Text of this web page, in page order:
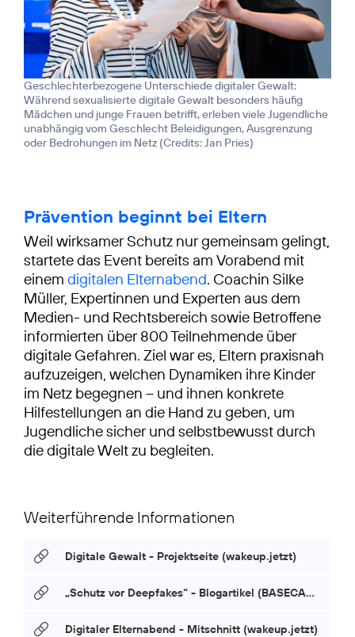
Geschlechterbezogene Unterschiede digitaler Gewalt:
Während sexualisierte digitale Gewalt besonders häufig
Mädchen und junge Frauen betrifft, erleben viele Jugendliche
unabhängig vom Geschlecht Beleidigungen, Ausgrenzung
oder Bedrohungen im Netz (Credits: Jan Pries)
Prävention beginnt bei Eltern
Weil wirksamer Schutz nur gemeinsam gelingt,
startete das Event bereits am Vorabend mit
einem digitalen Elternabend. Coachin Silke
Müller, Expertinnen und Experten aus dem
Medien- und Rechtsbereich sowie Betroffene
informierten über 800 Teilnehmende über
digitale Gefahren. Ziel war es, Eltern praxisnah
aufzuzeigen, welchen Dynamiken ihre Kinder
im Netz begegnen – und ihnen konkrete
Hilfestellungen an die Hand zu geben, um
Jugendliche sicher und selbstbewusst durch
die digitale Welt zu begleiten.
Weiterführende Informationen
Digitale Gewalt - Projektseite (wakeup.jetzt)
„Schutz vor Deepfakes“ - Blogartikel (BASECAMP)
Digitaler Elternabend - Mitschnitt (wakeup.jetzt)